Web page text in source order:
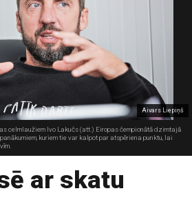
Aivars Liepiņš
celmlaužiem Ivo Lakučs (att.) Eiropas čempionātā dzimtajā
kuriem tie var kalpot par atspēriena punktu, lai
ar skatu